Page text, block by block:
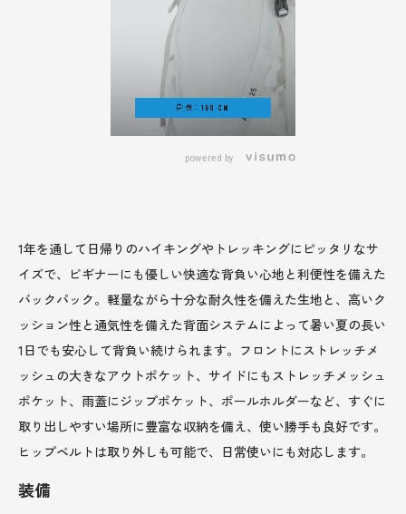
powered by
1年を通して日帰りのハイキングやトレッキングにピッタリなサ
イズで、ビギナーにも優しい快適な背負い心地と利便性を備えた
バックパック。軽量ながら十分な耐久性を備えた生地と、高いク
ッション性と通気性を備えた背面システムによって暑い夏の長い
1日でも安心して背負い続けられます。フロントにストレッチメ
ッシュの大きなアウトポケット、サイドにもストレッチメッシュ
ポケット、雨蓋にジップポケット、ポールホルダーなど、すぐに
取り出しやすい場所に豊富な収納を備え、使い勝手も良好です。
ヒップベルトは取り外しも可能で、日常使いにも対応します。
装備